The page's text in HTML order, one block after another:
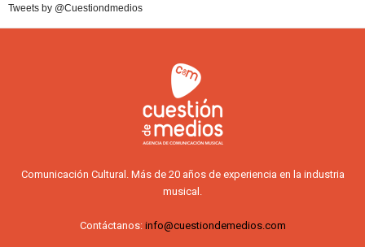
Tweets by @Cuestiondmedios
Comunicación Cultural. Más de 20 años de experiencia en la industria
musical.
Contáctanos: info@cuestiondemedios.com